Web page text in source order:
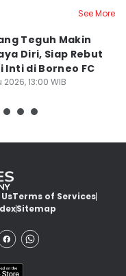
See More
Teguh Makin
Diri, Siap Rebut
Inti di Borneo FC
2026, 13:00 WIB
Terms of Services
Sitemap